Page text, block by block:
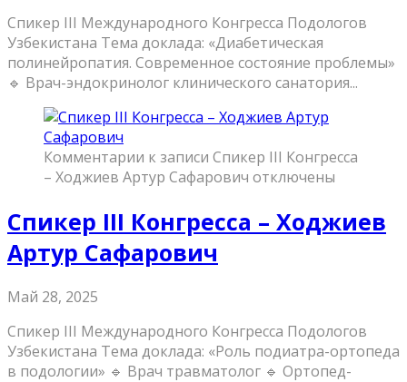
Спикер III Международного Конгресса Подологов
Узбекистана Тема доклада: «Диабетическая
полинейропатия. Современное состояние проблемы»
🔹 Врач-эндокринолог клинического санатория...
Комментарии к записи Спикер III Конгресса
– Ходжиев Артур Сафарович отключены
Спикер III Конгресса – Ходжиев
Артур Сафарович
Май 28, 2025
Спикер III Международного Конгресса Подологов
Узбекистана Тема доклада: «Роль подиатра-ортопеда
в подологии» 🔹 Врач травматолог 🔹 Ортопед-